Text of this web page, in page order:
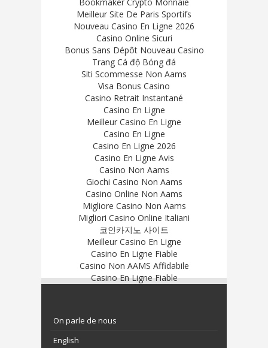
Meilleur Site De Paris Sportifs
Nouveau Casino En Ligne 2026
Casino Online Sicuri
Bonus Sans Dépôt Nouveau Casino
Trang Cá độ Bóng đá
Siti Scommesse Non Aams
Visa Bonus Casino
Casino Retrait Instantané
Casino En Ligne
Meilleur Casino En Ligne
Casino En Ligne
Casino En Ligne 2026
Casino En Ligne Avis
Casino Non Aams
Giochi Casino Non Aams
Casino Online Non Aams
Migliore Casino Non Aams
Migliori Casino Online Italiani
코인카지노 사이트
Meilleur Casino En Ligne
Casino En Ligne Fiable
Casino Non AAMS Affidabile
Casino En Ligne Fiable
On parle de nous
English